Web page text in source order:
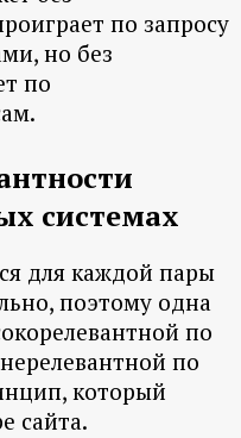
по запросу
но без
по
системах
для каждой пары
поэтому одна
по
по
который
сайта.